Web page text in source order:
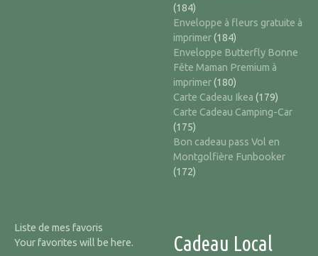
(184)
Enveloppe à fleurs gratuite à
imprimer(184)
Enveloppe Butterfly Bonne
Fête Maman Premium à
imprimer(180)
Carte Cadeau Ikea (179)
Carte Cadeau Camping-Car
(175)
Bon cadeau pass Vol en
Montgolfière Funbooker
(172)
Liste de mes favoris
Your favorites will be here.
Cadeau Local